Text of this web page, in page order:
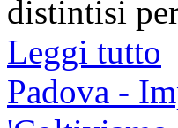
distintisi
Leggi tutto
Padova -